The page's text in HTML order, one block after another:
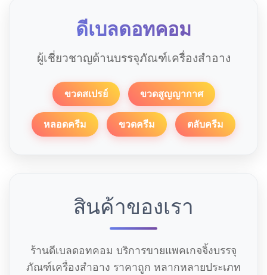
ดีเบลดอทคอม
ผู้เชี่ยวชาญด้านบรรจุภัณฑ์เครื่องสำอาง
ขวดสเปรย์ ขวดสูญญากาศ
หลอดครีม ขวดครีม ตลับครีม
สินค้าของเรา
ร้านดีเบลดอทคอม บริการขายแพคเกจจิ้งบรรจุ
ภัณฑ์เครื่องสำอาง ราคาถูก หลากหลายประเภท